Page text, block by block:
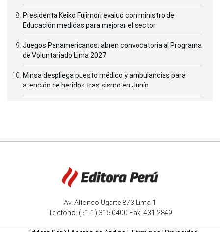
Presidenta Keiko Fujimori evaluó con ministro de
Educación medidas para mejorar el sector
Juegos Panamericanos: abren convocatoria al Programa
de Voluntariado Lima 2027
Minsa despliega puesto médico y ambulancias para
atención de heridos tras sismo en Junín
Av. Alfonso Ugarte 873 Lima 1
Teléfono: (51-1) 315 0400 Fax: 431 2849